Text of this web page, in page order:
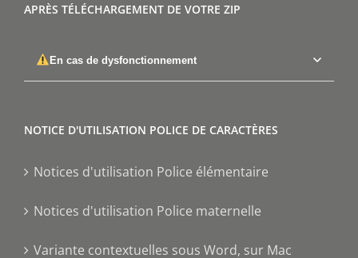
APRÈS TÉLÉCHARGEMENT DE VOTRE ZIP
En cas de dysfonctionnement
NOTICE D'UTILISATION POLICE DE CARACTÈRES
Notices d'utilisation Police élémentaire
Notices d'utilisation Police maternelle
Variante contextuelles sous Word, sur Mac